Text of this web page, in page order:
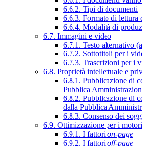
6.6.2. Tipi di documenti
6.6.3. Formato di lettura
6.6.4. Modalità di
6.7. Immagini e video
6.7.1. Testo alternativo
6.7.2. Sottotitoli per i
6.7.3. Trascrizioni per i
6.8. Proprietà intellettuale e
6.8.1. Pubblicazione di
Pubblica
6.8.2. Pubblicazione di
dalla Pubblica
6.8.3. Consenso dei
6.9. Ottimizzazione per i
6.9.1. I fattori on-page
6.9.2. I fattori off-page